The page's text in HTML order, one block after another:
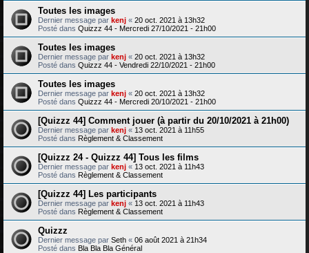
Toutes les images
Dernier message par kenj « 20 oct. 2021 à 13h32
Posté dans Quizzz 44 - Mercredi 27/10/2021 - 21h00
Toutes les images
Dernier message par kenj « 20 oct. 2021 à 13h32
Posté dans Quizzz 44 - Vendredi 22/10/2021 - 21h00
Toutes les images
Dernier message par kenj « 20 oct. 2021 à 13h32
Posté dans Quizzz 44 - Mercredi 20/10/2021 - 21h00
[Quizzz 44] Comment jouer (à partir du 20/10/2021 à 21h00)
Dernier message par kenj « 13 oct. 2021 à 11h55
Posté dans Règlement & Classement
[Quizzz 24 - Quizzz 44] Tous les films
Dernier message par kenj « 13 oct. 2021 à 11h43
Posté dans Règlement & Classement
[Quizzz 44] Les participants
Dernier message par kenj « 13 oct. 2021 à 11h43
Posté dans Règlement & Classement
Quizzz
Dernier message par Seth « 06 août 2021 à 21h34
Posté dans Bla Bla Bla Général